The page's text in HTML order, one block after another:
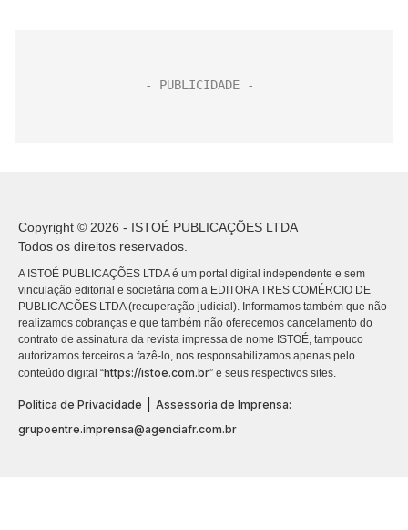
Copyright © 2026 - ISTOÉ PUBLICAÇÕES LTDA
Todos os direitos reservados.
A ISTOÉ PUBLICAÇÕES LTDA é um portal digital independente e sem
vinculação editorial e societária com a EDITORA TRES COMÉRCIO DE
PUBLICACÕES LTDA (recuperação judicial). Informamos também que não
realizamos cobranças e que também não oferecemos cancelamento do
contrato de assinatura da revista impressa de nome ISTOÉ, tampouco
autorizamos terceiros a fazê-lo, nos responsabilizamos apenas pelo
conteúdo digital “https://istoe.com.br” e seus respectivos sites.
Política de Privacidade
Assessoria de Imprensa:
grupoentre.imprensa@agenciafr.com.br